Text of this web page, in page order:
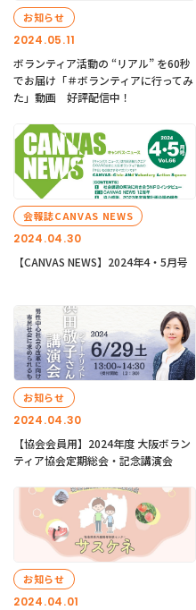
2024.05.11
お知らせ
ボランティア活動の “リアル” を60秒
でお届け「＃ボランティアに行ってみ
た」動画 好評配信中！
2024.04.30
会報誌CANVAS NEWS
【CANVAS NEWS】2024年4・5月号
2024.04.30
お知らせ
【協会会員用】2024年度 大阪ボラン
ティア協会定期総会・記念講演会
2024.04.01
お知らせ